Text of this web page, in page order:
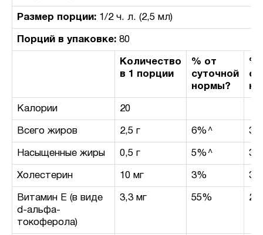
Размер порции: 1/2 ч. л. (2,5 мл)
Порций в упаковке: 80
Количество
в 1 порции
% от
суточной
нормы?
%
Калории 20
Всего жиров 2,5 г 6%^
Насыщенные жиры 0,5 г 5%^
Холестерин 10 мг 3%
Витамин E (в виде
d-альфа-
токоферола)
3,3 мг 55%